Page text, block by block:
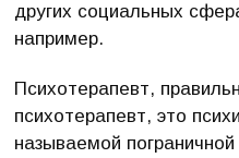
других социальных
например.
Психотерапевт,
психотерапевт, это
называемой